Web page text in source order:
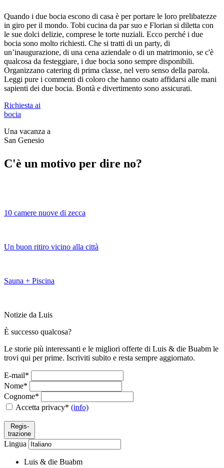
Quando i due bocia escono di casa è per portare le loro prelibatezze
in giro per il mondo. Tobi cucina da par suo e Florian si diletta con
le sue dolci delizie, comprese le torte nuziali. Ecco perché i due
bocia sono molto richiesti. Che si tratti di un party, di
un’inaugurazione, di una cena aziendale o di un matrimonio, se c'è
qualcosa da festeggiare, i due bocia sono sempre disponibili.
Organizzano catering di prima classe, nel vero senso della parola.
Leggi pure i commenti di coloro che hanno osato affidarsi alle mani
sapienti dei due bocia. Bontà e divertimento sono assicurati.
Richiesta ai
bocia
Una vacanza a
San Genesio
C'è un motivo per dire no?
10 camere nuove di zecca
Un buon ritiro vicino alla città
Sauna + Piscina
Notizie da Luis
È successo qualcosa?
Le storie più interessanti e le migliori offerte di Luis & die Buabm le
trovi qui per prime. Iscriviti subito e resta sempre aggiornato.
E-mail*
Nome*
Cognome*
Accetta privacy* (info)
Regis-
trazione
Lingua
Luis & die Buabm